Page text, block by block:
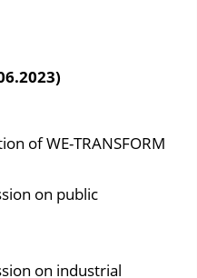
of WE-TRANSFORM
on public
on industrial